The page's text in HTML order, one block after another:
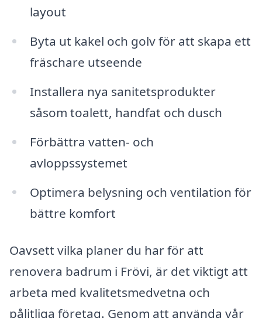
layout
Byta ut kakel och golv för att skapa ett
fräschare utseende
Installera nya sanitetsprodukter
såsom toalett, handfat och dusch
Förbättra vatten- och
avloppssystemet
Optimera belysning och ventilation för
bättre komfort
Oavsett vilka planer du har för att
renovera badrum i Frövi, är det viktigt att
arbeta med kvalitetsmedvetna och
pålitliga företag. Genom att använda vår